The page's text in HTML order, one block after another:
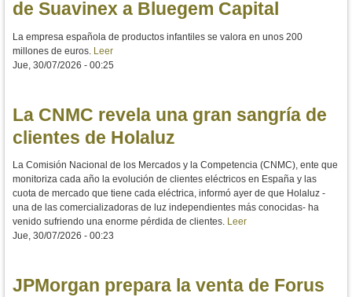
de Suavinex a Bluegem Capital
La empresa española de productos infantiles se valora en unos 200
millones de euros. Leer
Jue, 30/07/2026 - 00:25
La CNMC revela una gran sangría de
clientes de Holaluz
La Comisión Nacional de los Mercados y la Competencia (CNMC), ente que
monitoriza cada año la evolución de clientes eléctricos en España y las
cuota de mercado que tiene cada eléctrica, informó ayer de que Holaluz -
una de las comercializadoras de luz independientes más conocidas- ha
venido sufriendo una enorme pérdida de clientes. Leer
Jue, 30/07/2026 - 00:23
JPMorgan prepara la venta de Forus